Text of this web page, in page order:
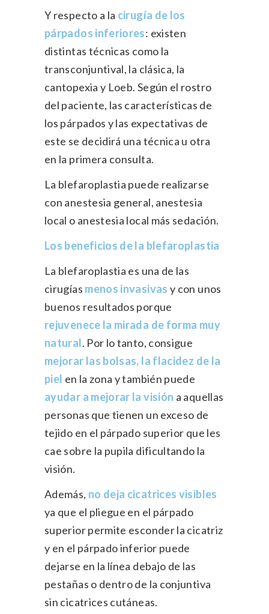
Y respecto a la cirugía de los
párpados inferiores: existen
distintas técnicas como la
transconjuntival, la clásica, la
cantopexia y Loeb. Según el rostro
del paciente, las características de
los párpados y las expectativas de
este se decidirá una técnica u otra
en la primera consulta.
La blefaroplastia puede realizarse
con anestesia general, anestesia
local o anestesia local más sedación.
Los beneficios de la blefaroplastia
La blefaroplastia es una de las
cirugías menos invasivas y con unos
buenos resultados porque
rejuvenece la mirada de forma muy
natural. Por lo tanto, consigue
mejorar las bolsas, la flacidez de la
piel en la zona y también puede
ayudar a mejorar la visión a aquellas
personas que tienen un exceso de
tejido en el párpado superior que les
cae sobre la pupila dificultando la
visión.
Además, no deja cicatrices visibles
ya que el pliegue en el párpado
superior permite esconder la cicatriz
y en el párpado inferior puede
dejarse en la línea debajo de las
pestañas o dentro de la conjuntiva
sin cicatrices cutáneas.